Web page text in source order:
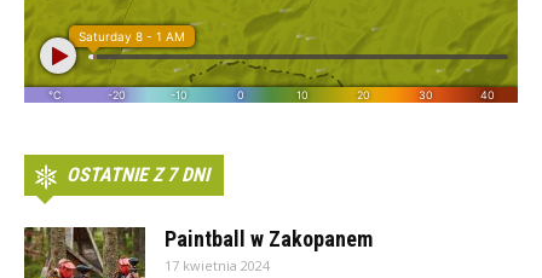
OSTATNIE Z 7 DNI
Paintball w Zakopanem
17 kwietnia 2024